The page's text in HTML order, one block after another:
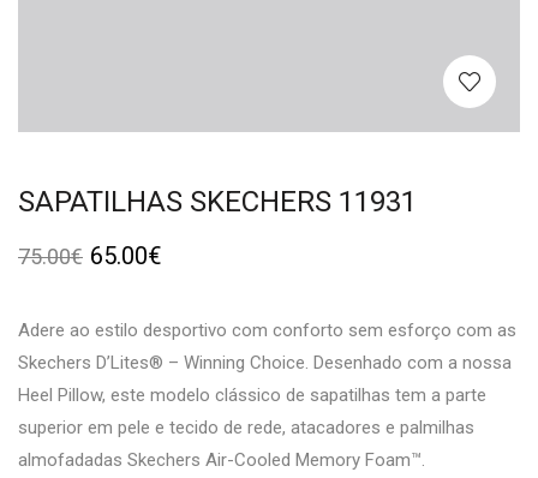
SAPATILHAS SKECHERS 11931
75.00€ 65.00€
Adere ao estilo desportivo com conforto sem esforço com as
Skechers D’Lites® – Winning Choice. Desenhado com a nossa
Heel Pillow, este modelo clássico de sapatilhas tem a parte
superior em pele e tecido de rede, atacadores e palmilhas
almofadadas Skechers Air-Cooled Memory Foam™.